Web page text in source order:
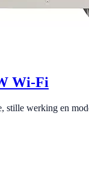
Wi-Fi
stille werking en